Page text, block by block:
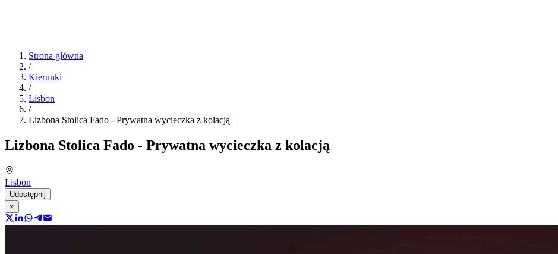
Strona główna
/
Kierunki
/
Lisbon
/
Lizbona Stolica Fado - Prywatna wycieczka z kolacją
Lizbona Stolica Fado - Prywatna wycieczka z kolacją
Lisbon
Udostępnij
×